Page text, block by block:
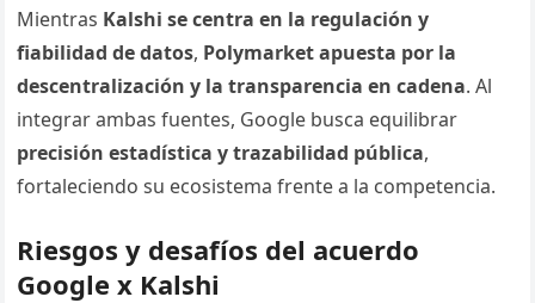
Mientras Kalshi se centra en la regulación y
fiabilidad de datos, Polymarket apuesta por la
descentralización y la transparencia en cadena. Al
integrar ambas fuentes, Google busca equilibrar
precisión estadística y trazabilidad pública,
fortaleciendo su ecosistema frente a la competencia.
Riesgos y desafíos del acuerdo
Google x Kalshi